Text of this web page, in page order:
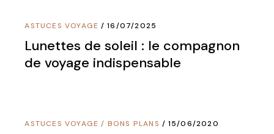
ASTUCES VOYAGE 16/07/2025
Lunettes de soleil : le compagnon
de voyage indispensable
ASTUCES VOYAGE / BONS PLANS 15/06/2020